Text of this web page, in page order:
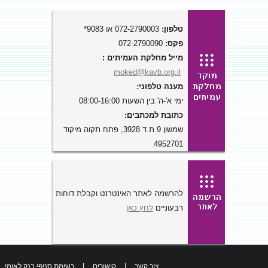
טלפון:
פקס:
מייל מחלקת העמיתים :
moked@kavb.org.il
מענה טלפוני:
ימי א'-ה' בין השעות 08:00-16:00
כתובת למכתבים:
שמשון 9 ת.ד 3928, פתח תקוה מיקוד
4952701
להרשמה לאתר האינטרנט וקבלת דוחות
רבעוניים לחץ כאן
צור קשר קישורים רשימת סניפי בנק לאומי